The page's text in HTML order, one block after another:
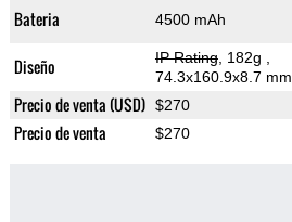
Bateria 4500 mAh
Diseño IP Rating, 182g
74.3x160.9x8.7 mm
Precio de venta (USD) $270
Precio de venta $270